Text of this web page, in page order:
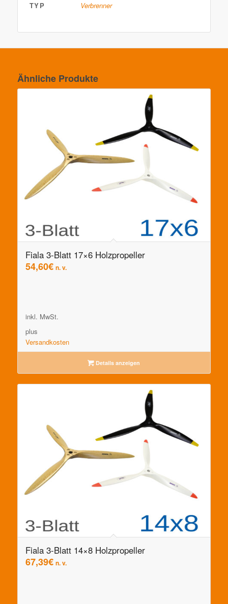
TYP
Verbrenner
Ähnliche Produkte
Fiala 3-Blatt 17×6 Holzpropeller
54,60€ n. v.
inkl. MwSt.
plus
Versandkosten
Details anzeigen
Fiala 3-Blatt 14×8 Holzpropeller
67,39€ n. v.